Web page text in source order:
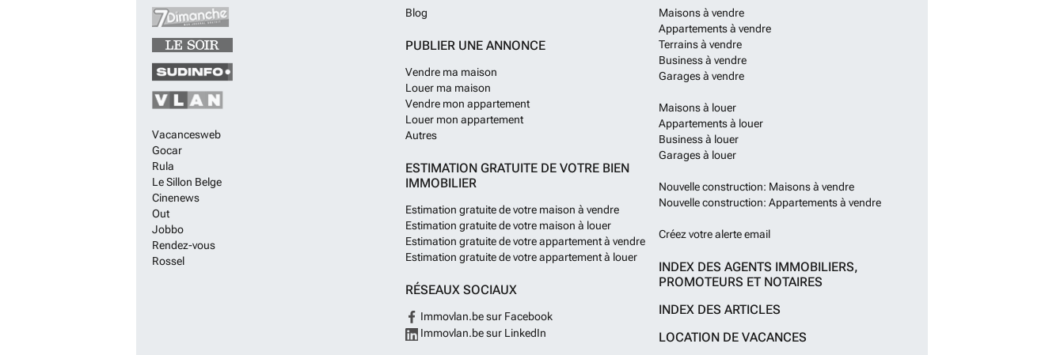
Vacancesweb
Gocar
Rula
Le Sillon Belge
Cinenews
Out
Jobbo
Rendez-vous
Rossel
Blog
PUBLIER UNE ANNONCE
Vendre ma maison
Louer ma maison
Vendre mon appartement
Louer mon appartement
Autres
ESTIMATION GRATUITE DE VOTRE BIEN
IMMOBILIER
Estimation gratuite de votre maison à vendre
Estimation gratuite de votre maison à louer
Estimation gratuite de votre appartement à vendre
Estimation gratuite de votre appartement à louer
RÉSEAUX SOCIAUX
Immovlan.be sur Facebook
Immovlan.be sur LinkedIn
Maisons à vendre
Appartements à vendre
Terrains à vendre
Business à vendre
Garages à vendre
Maisons à louer
Appartements à louer
Business à louer
Garages à louer
Nouvelle construction: Maisons à vendre
Nouvelle construction: Appartements à vendre
Créez votre alerte email
INDEX DES AGENTS IMMOBILIERS,
PROMOTEURS ET NOTAIRES
INDEX DES ARTICLES
LOCATION DE VACANCES